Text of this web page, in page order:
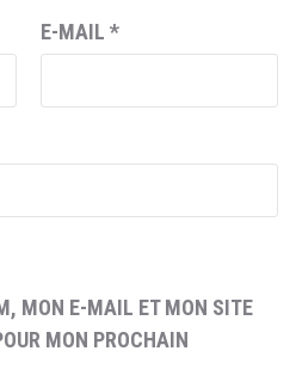
E-MAIL *
MON E-MAIL ET MON SITE
MON PROCHAIN